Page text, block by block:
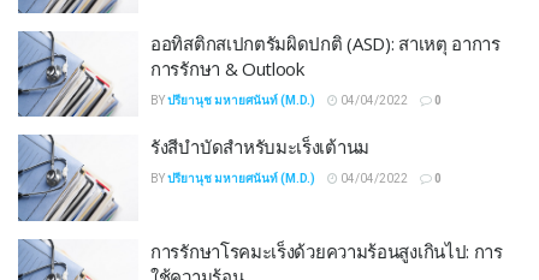
ออทิสติกสเปกตรัมผิดปกติ (ASD): สาเหตุ อาการ
การรักษา & Outlook
BYปรียานุช มหายศนันท์ (M.D.) 04/04/2022 0
รังสีบำบัดสำหรับมะเร็งเต้านม
BYปรียานุช มหายศนันท์ (M.D.) 04/04/2022 0
การรักษาโรคมะเร็งด้วยความร้อนสูงเกินไป: การ